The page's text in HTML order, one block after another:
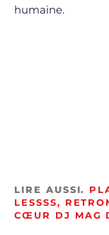
humaine.
LIRE AUSSI.
LESSSS,
CŒUR DJ MAG